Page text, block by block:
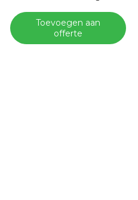
Toevoegen aan
offerte